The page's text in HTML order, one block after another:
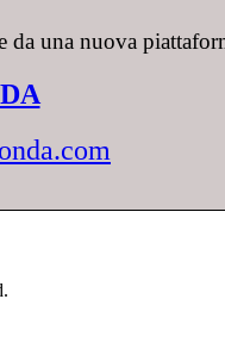
da una nuova